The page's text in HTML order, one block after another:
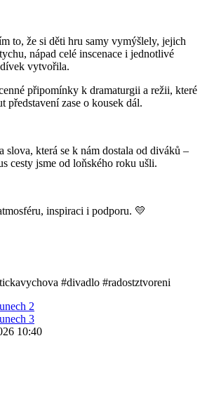
to, že si děti hru samy vymýšlely, jejich
nápad celé inscenace i jednotlivé
vytvořila.
připomínky k dramaturgii a režii, které
představení zase o kousek dál.
slova, která se k nám dostala od diváků –
cesty jsme od loňského roku ušli.
inspiraci i podporu. 💛
#divadlo #radostztvoreni
10:40